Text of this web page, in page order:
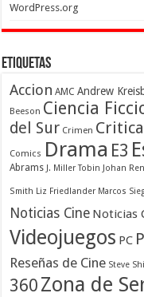
WordPress.org
Etiquetas
Accion AMC Andrew
Beeson Ciencia
del Sur Crimen
Comics Drama E3
Abrams J. Miller Tobin Johan
Smith Liz Friedlander Marcos
Noticias Cine Noticias
Videojuegos PC
Reseñas de Cine Steve
360 Zona de